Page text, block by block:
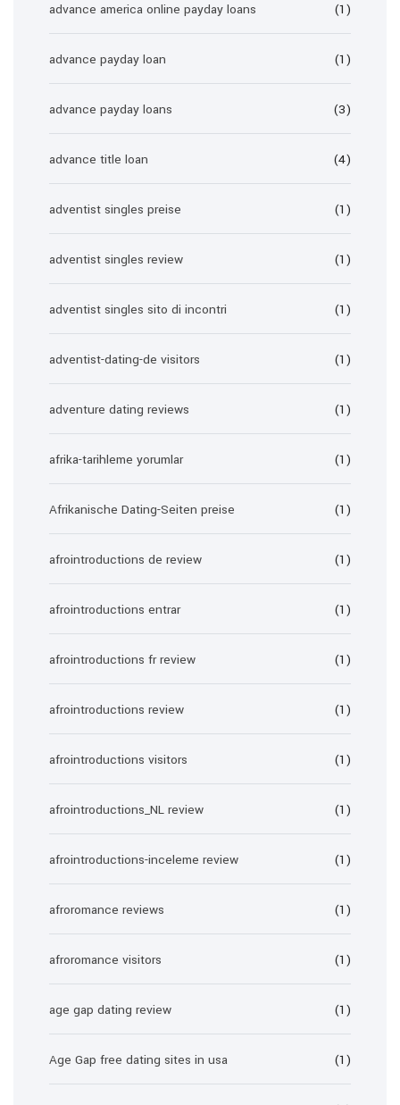
advance america online payday loans (1)
advance payday loan (1)
advance payday loans (3)
advance title loan (4)
adventist singles preise (1)
adventist singles review (1)
adventist singles sito di incontri (1)
adventist-dating-de visitors (1)
adventure dating reviews (1)
afrika-tarihleme yorumlar (1)
Afrikanische Dating-Seiten preise (1)
afrointroductions de review (1)
afrointroductions entrar (1)
afrointroductions fr review (1)
afrointroductions review (1)
afrointroductions visitors (1)
afrointroductions_NL review (1)
afrointroductions-inceleme review (1)
afroromance reviews (1)
afroromance visitors (1)
age gap dating review (1)
Age Gap free dating sites in usa (1)